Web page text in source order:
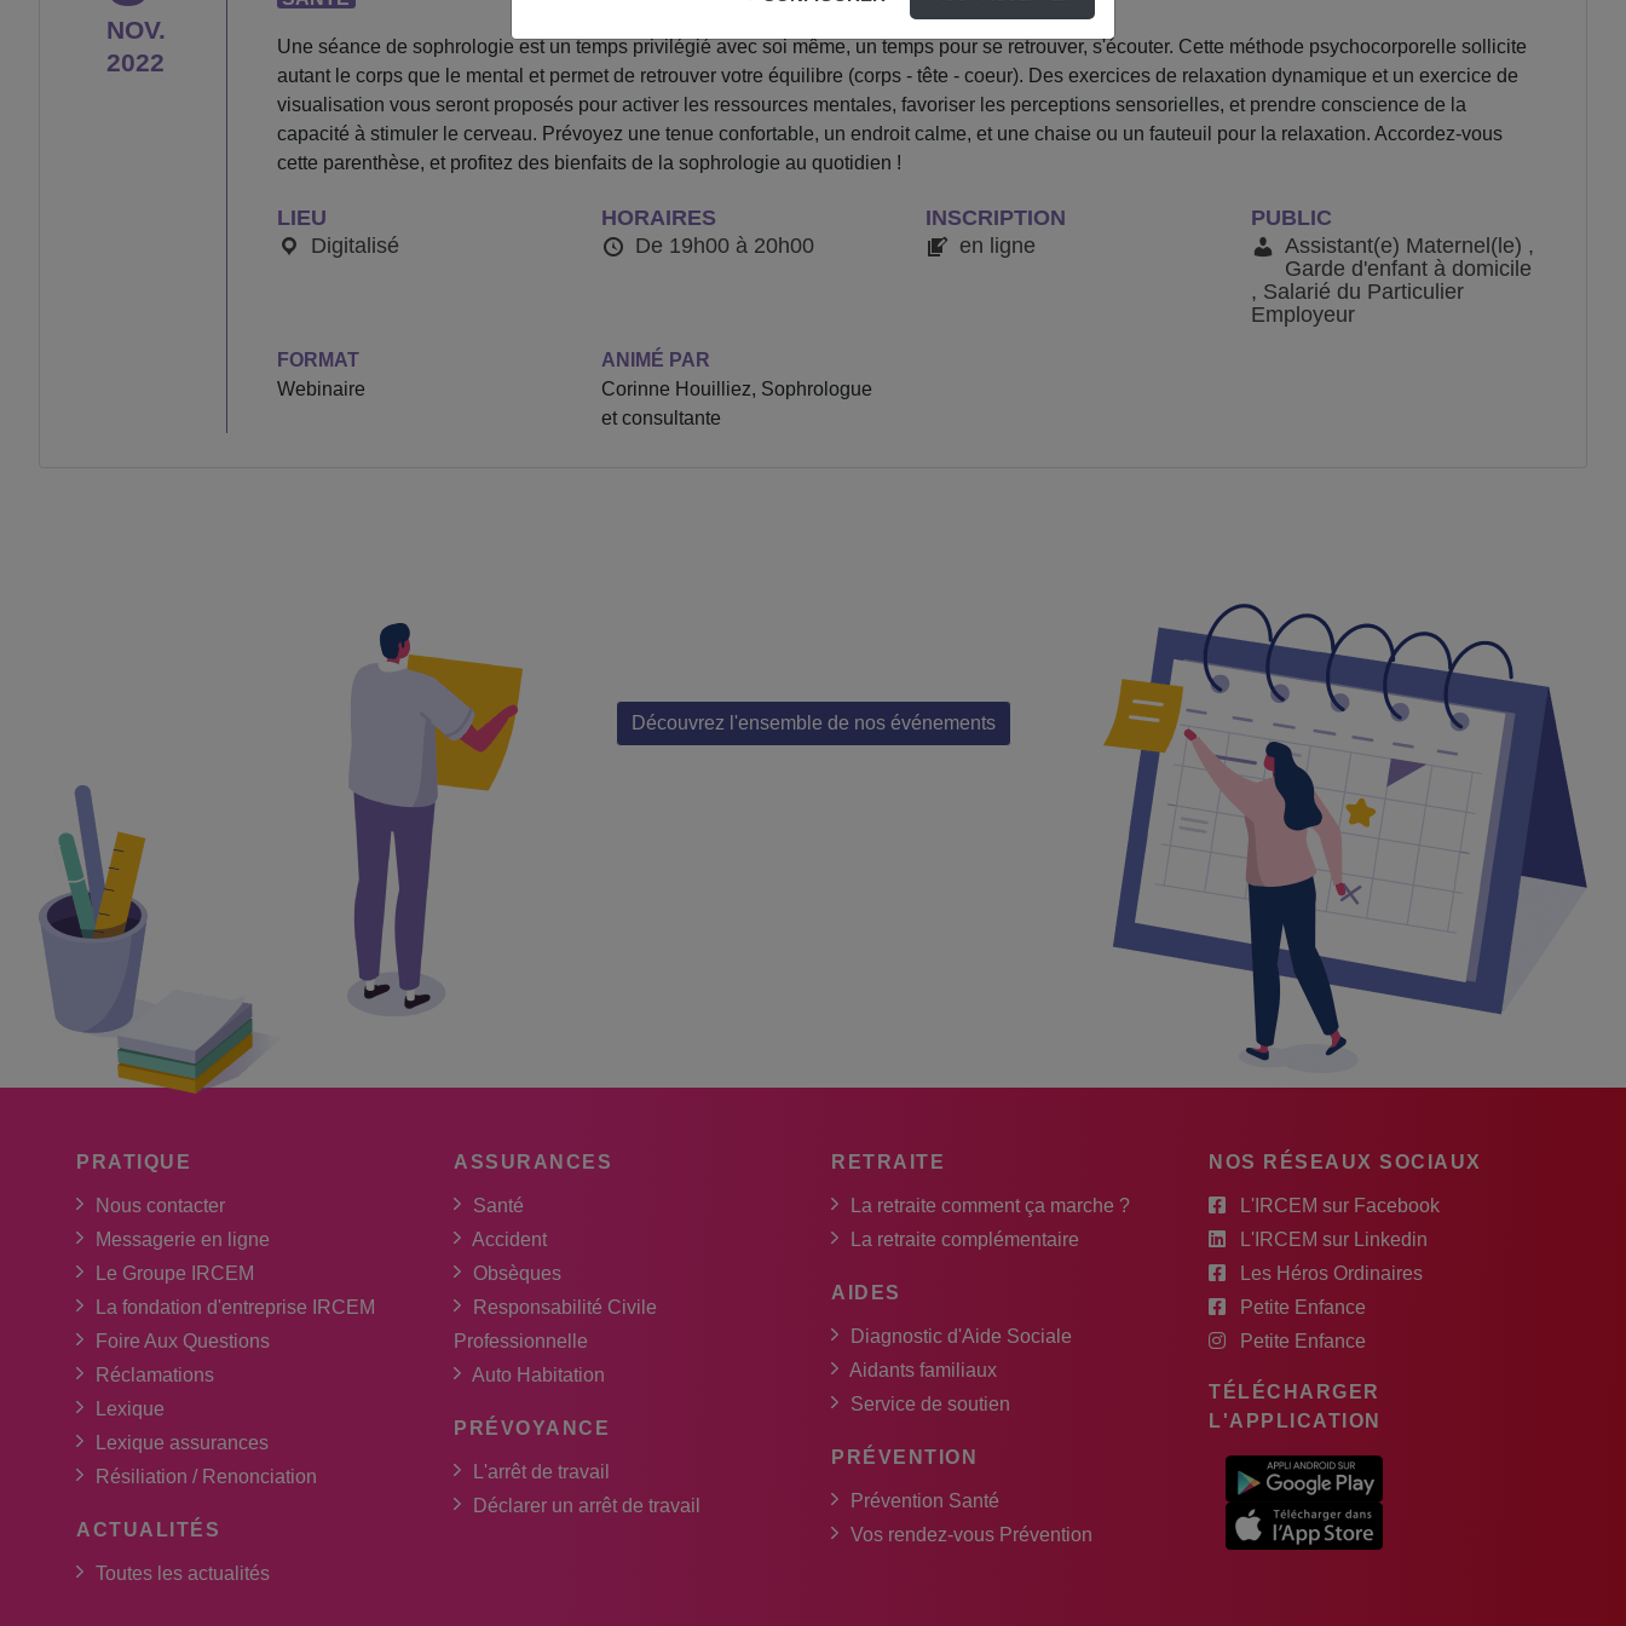
NOV.
2022
Une séance de sophrologie est un temps privilégié avec soi même, un temps pour se retrouver, s'écouter. Cette méthode psychocorporelle sollicite
autant le corps que le mental et permet de retrouver votre équilibre (corps - tête - coeur). Des exercices de relaxation dynamique et un exercice de
visualisation vous seront proposés pour activer les ressources mentales, favoriser les perceptions sensorielles, et prendre conscience de la
capacité à stimuler le cerveau. Prévoyez une tenue confortable, un endroit calme, et une chaise ou un fauteuil pour la relaxation. Accordez-vous
cette parenthèse, et profitez des bienfaits de la sophrologie au quotidien !
LIEU
Digitalisé
HORAIRES
De 19h00 à 20h00
INSCRIPTION
en ligne
PUBLIC
Assistant(e) Maternel(le) ,
Garde d'enfant à domicile
, Salarié du Particulier
Employeur
FORMAT
Webinaire
ANIMÉ PAR
Corinne Houilliez, Sophrologue
et consultante
Découvrez l'ensemble de nos événements
PRATIQUE
Nous contacter
Messagerie en ligne
Le Groupe IRCEM
La fondation d'entreprise IRCEM
Foire Aux Questions
Réclamations
Lexique
Lexique assurances
Résiliation / Renonciation
ACTUALITÉS
Toutes les actualités
ASSURANCES
Santé
Accident
Obsèques
Responsabilité Civile
Professionnelle
Auto Habitation
PRÉVOYANCE
L'arrêt de travail
Déclarer un arrêt de travail
RETRAITE
La retraite comment ça marche ?
La retraite complémentaire
AIDES
Diagnostic d'Aide Sociale
Aidants familiaux
Service de soutien
PRÉVENTION
Prévention Santé
Vos rendez-vous Prévention
NOS RÉSEAUX SOCIAUX
L'IRCEM sur Facebook
L'IRCEM sur Linkedin
Les Héros Ordinaires
Petite Enfance
Petite Enfance
TÉLÉCHARGER
L'APPLICATION